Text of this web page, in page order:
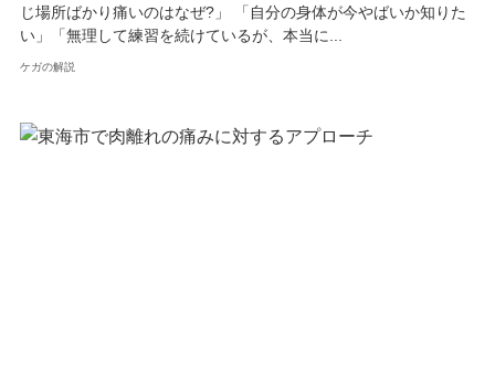
じ場所ばかり痛いのはなぜ?」 「自分の身体が今やばいか知りた
い」「無理して練習を続けているが、本当に...
ケガの解説